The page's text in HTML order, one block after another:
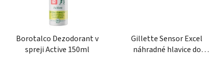
Borotalco Dezodorant v
spreji Active 150ml
Gillette Sensor Excel
náhradné hlavice do